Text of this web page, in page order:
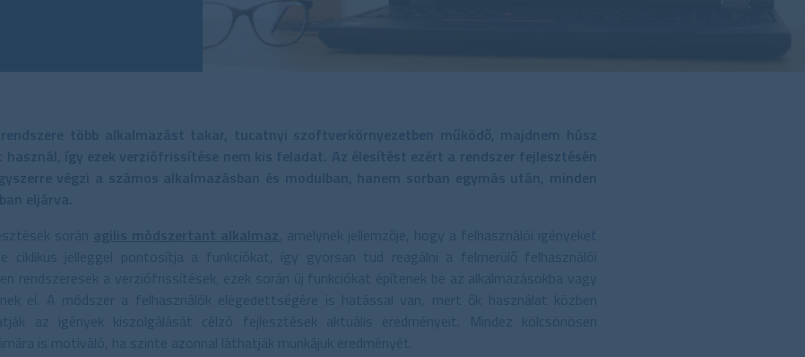
több alkalmazást takar, tucatnyi szoftverkörnyezetben működő, majdnem húsz
így ezek verziófrissítése nem kis feladat. Az élesítést ezért a rendszer fejlesztésén
végzi a számos alkalmazásban és modulban, hanem sorban egymás után, minden
eljárva.
során agilis módszertant alkalmaz , amelynek jellemzője, hogy a felhasználói igényeket
ciklikus jelleggel pontosítja a funkciókat, így gyorsan tud reagálni a felmerülő felhasználói
rendszeresek a verziófrissítések, ezek során új funkciókat építenek be az alkalmazásokba vagy
el. A módszer a felhasználók elégedettségére is hatással van, mert ők használat közben
az igények kiszolgálását célzó fejlesztések aktuális eredményeit. Mindez kölcsönösen
is motiváló, ha szinte azonnal láthatják munkájuk eredményét.